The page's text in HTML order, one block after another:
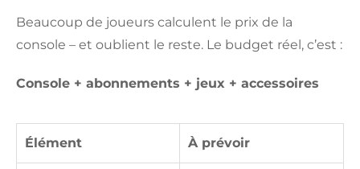
Beaucoup de joueurs calculent le prix de la
console – et oublient le reste. Le budget réel, c’est :
Console + abonnements + jeux + accessoires
Élément À prévoir